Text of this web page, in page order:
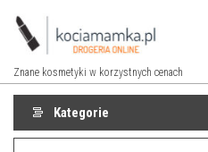
Przejdź
Znane kosmetyki w korzystnych cenach
Kategorie